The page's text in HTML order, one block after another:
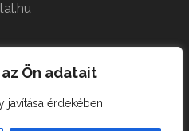
Ön adatait
javítása érdekében
German
Czech